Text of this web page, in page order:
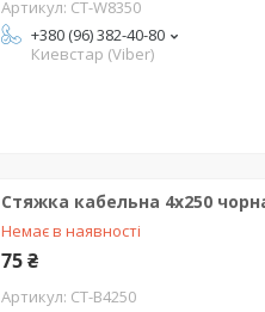
CT-W8350
+380 (96) 382-40-80
Киевстар (Viber)
Стяжка кабельна 4x250
Немає в наявності
75 ₴
CT-B4250